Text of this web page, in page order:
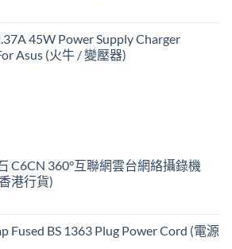
45W Power Supply Charger
Asus (火牛 / 變壓器)
C6CN 360°互聯網雲台網絡攝錄機
港行貨)
Fused BS 1363 Plug Power Cord (電源